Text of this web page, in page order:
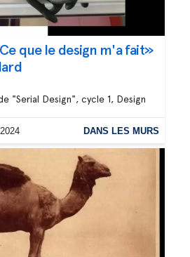
que le design m'a fait»
"Serial Design", cycle 1, Design
DANS LES MURS